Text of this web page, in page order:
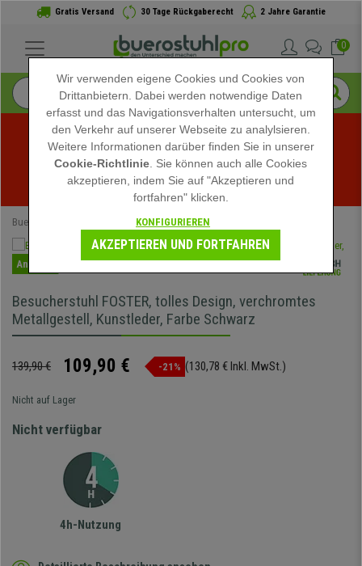
Gratis Versand 30 Tage Rückgaberecht 2 Jahre Garantie
0
Sommerschlussverkauf bei buerostuhlpro! Exklusive
Rabatte für kurze Zeit - Aktion ansehen -
Buerostuhlpro Bürostühle Schwarz
Angebot
Besucherstuhl FOSTER, tolles Design, verchromtes
Metallgestell, Kunstleder, Farbe Schwarz
139,90 € 109,90 € -21% (130,78 € Inkl. MwSt.)
Nicht auf Lager
Nicht verfügbar
4h-Nutzung
Wir verwenden eigene Cookies und Cookies von
Drittanbietern. Dabei werden notwendige Daten
erfasst und das Navigationsverhalten untersucht, um
den Verkehr auf unserer Webseite zu analylsieren.
Weitere Informationen darüber finden Sie in unserer
Cookie-Richtlinie . Sie können auch alle Cookies
akzeptieren, indem Sie auf "Akzeptieren und
fortfahren" klicken.
KONFIGURIEREN
AKZEPTIEREN UND FORTFAHREN